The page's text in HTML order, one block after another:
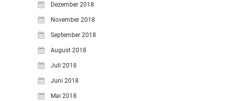
Dezember 2018
November 2018
September 2018
August 2018
Juli 2018
Juni 2018
Mai 2018